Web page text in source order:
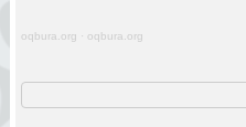
oqbura.org · oqbura.org